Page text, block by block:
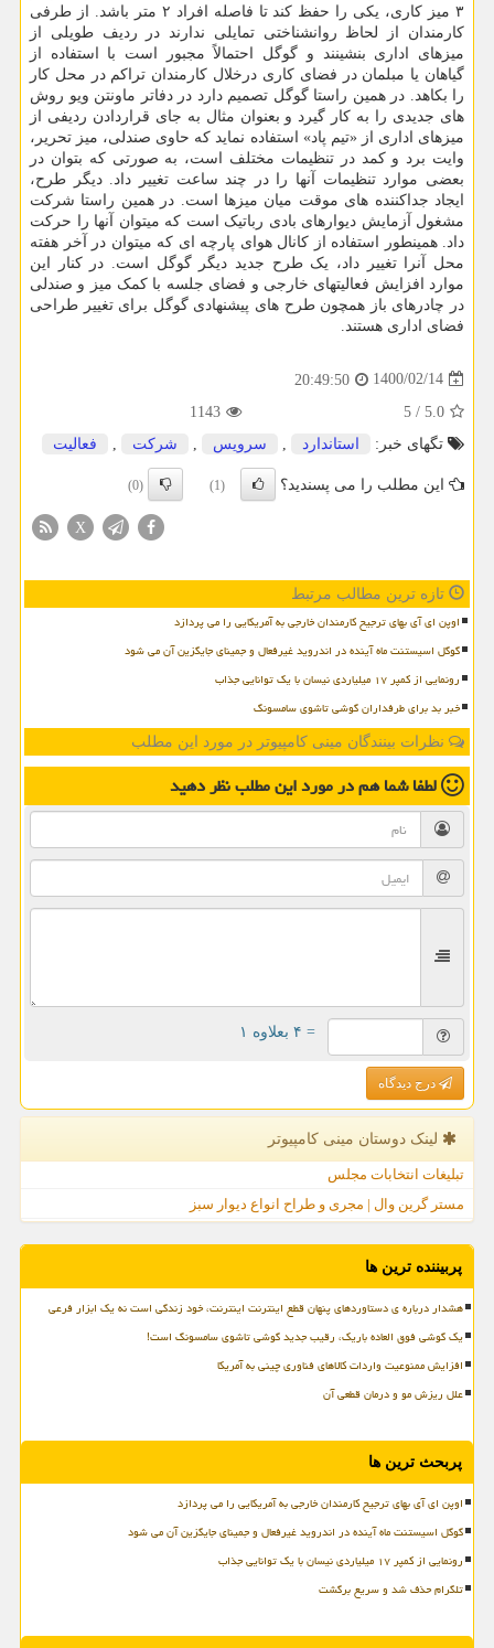
۳ میز کاری، یکی را حفظ کند تا فاصله افراد ۲ متر باشد. از طرفی
کارمندان از لحاظ روانشناختی تمایلی ندارند در ردیف طویلی از
میزهای اداری بنشینند و گوگل احتمالاً مجبور است با استفاده از
گیاهان یا مبلمان در فضای کاری درخلال کارمندان تراکم در محل کار
را بکاهد. در همین راستا گوگل تصمیم دارد در دفاتر ماونتن ویو روش
های جدیدی را به کار گیرد و بعنوان مثال به جای قراردادن ردیفی از
میزهای اداری از «تیم پاد» استفاده نماید که حاوی صندلی، میز تحریر،
وایت برد و کمد در تنظیمات مختلف است، به صورتی که بتوان در
بعضی موارد تنظیمات آنها را در چند ساعت تغییر داد. دیگر طرح،
ایجاد جداکننده های موقت میان میزها است. در همین راستا شرکت
مشغول آزمایش دیوارهای بادی رباتیک است که میتوان آنها را حرکت
داد. همینطور استفاده از کانال هوای پارچه ای که میتوان در آخر هفته
محل آنرا تغییر داد، یک طرح جدید دیگر گوگل است. در کنار این
موارد افزایش فعالیتهای خارجی و فضای جلسه با کمک میز و صندلی
در چادرهای باز همچون طرح های پیشنهادی گوگل برای تغییر طراحی
فضای اداری هستند.
1400/02/14
20:49:50
5.0
/
5
1143
تگهای خبر:
استاندارد , سرویس , شركت , فعالیت
این مطلب را می پسندید؟ (1)
(0)
X
تازه ترین مطالب مرتبط
اوپن ای آی بهای ترجیح کارمندان خارجی به آمریکایی را می پردازد
گوگل اسیستنت ماه آینده در اندروید غیرفعال و جمینای جایگزین آن می شود
رونمایی از کمپر ۱۷ میلیاردی نیسان با یک توانایی جذاب
خبر بد برای طرفداران گوشی تاشوی سامسونگ
نظرات بینندگان مینی کامپیوتر در مورد این مطلب
لطفا شما همدر مورد این مطلبنظر دهید
= ۴ بعلاوه ۱
درج دیدگاه
لینک دوستان مینی كامپیوتر
تبلیغات انتخابات مجلس
مستر گرین وال | مجری و طراح انواع دیوار سبز
پربیننده ترین ها
هشدار درباره ی دستاوردهای پنهان قطع اینترنت اینترنت، خود زندگی است نه یک ابزار فرعی
یک گوشی فوق العاده باریک، رقیب جدید گوشی تاشوی سامسونگ است!
افزایش ممنوعیت واردات کالاهای فناوری چینی به آمریکا
علل ریزش مو و درمان قطعی آن
پربحث ترین ها
اوپن ای آی بهای ترجیح کارمندان خارجی به آمریکایی را می پردازد
گوگل اسیستنت ماه آینده در اندروید غیرفعال و جمینای جایگزین آن می شود
رونمایی از کمپر ۱۷ میلیاردی نیسان با یک توانایی جذاب
تلگرام حذف شد و سریع برگشت